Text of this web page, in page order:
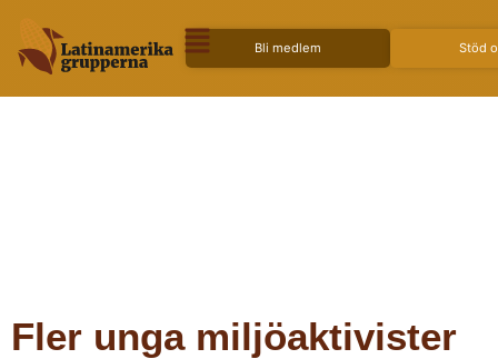
Bli medlem Stöd
Fler unga miljöaktivister